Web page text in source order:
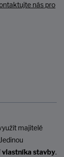
nás pro
majitelé
vlastníka stavby.